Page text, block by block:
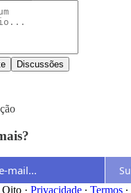
Discussões
Oito · Privacidade ∙ Termos ∙